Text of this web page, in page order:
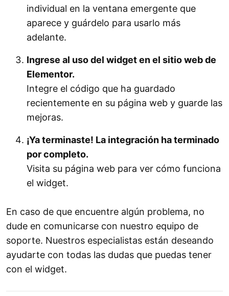
individual en la ventana emergente que
aparece y guárdelo para usarlo más
adelante.
Ingrese al uso del widget en el sitio web de
Elementor.
Integre el código que ha guardado
recientemente en su página web y guarde las
mejoras.
¡Ya terminaste! La integración ha terminado
por completo.
Visita su página web para ver cómo funciona
el widget.
En caso de que encuentre algún problema, no
dude en comunicarse con nuestro equipo de
soporte. Nuestros especialistas están deseando
ayudarte con todas las dudas que puedas tener
con el widget.